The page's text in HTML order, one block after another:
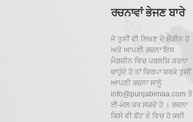
ਰਚਨਾਵਾਂ ਭੇਜਣ ਬਾਰੇ
ਜੇ ਤੁਸੀਂ ਵੀ ਲਿਖਣ ਦੇ ਸ਼ੌਕੀਨ ਹੋ
ਅਤੇ ਆਪਣੀ ਰਚਨਾ ਇਸ
ਮੈਗਜ਼ੀਨ ਵਿਚ ਪਬਲਸ਼ਿ ਕਰਨਾ
ਚਾਹੁੰਦੇ ਹੋ ਤਾਂ ਕਿਰਪਾ ਕਰਕੇ ਤੁਸੀਂ
ਆਪਣੀ ਰਚਨਾ ਸਾਨੂੰ
info@punjabimaa.com ਤੇ
ਈ-ਮੇਲ ਕਰ ਸਕਦੇ ਹੋ । ਰਚਨਾ
ਕਿਸੇ ਵੀ ਫੋਂਟ ਦੇ ਵਿਚ ਹੋ ਕਦੀ